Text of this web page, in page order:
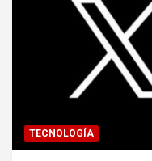
TECNOLOGÍA